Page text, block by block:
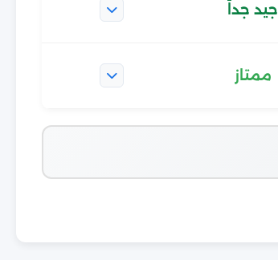
جيد جداً
ممتاز